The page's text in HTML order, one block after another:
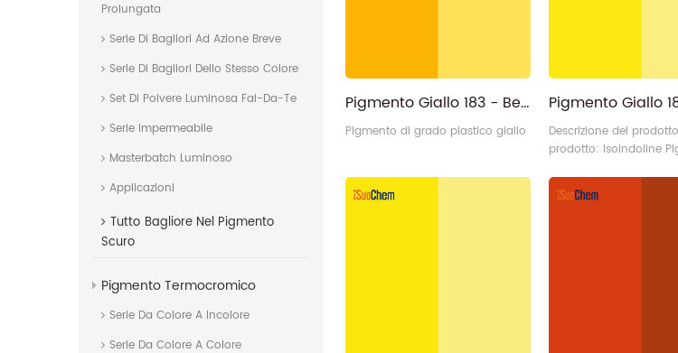
Prolungata
Serie Di Bagliori Ad Azione Breve
Serie Di Bagliori Dello Stesso Colore
Set Di Polvere Luminosa Fai-Da-Te
Serie Impermeabile
Masterbatch Luminoso
Applicazioni
Tutto Bagliore Nel Pigmento
Scuro
Pigmento Termocromico
Serie Da Colore A Incolore
Serie Da Colore A Colore
Pigmento Giallo 183 - Benzimidazolo 65212-77-3 Monoazo rossastro PY183
Pigmento di grado plastico giallo
Descrizione del
prodotto: Isoindoline
organico - Pigmento
P.Y.185 ci 56290